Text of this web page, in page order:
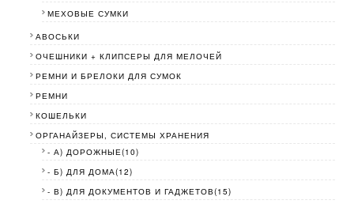
МЕХОВЫЕ СУМКИ
АВОСЬКИ
ОЧЕШНИКИ + КЛИПСЕРЫ ДЛЯ МЕЛОЧЕЙ
РЕМНИ И БРЕЛОКИ ДЛЯ СУМОК
РЕМНИ
КОШЕЛЬКИ
ОРГАНАЙЗЕРЫ, СИСТЕМЫ ХРАНЕНИЯ
- А) ДОРОЖНЫЕ(10)
- Б) ДЛЯ ДОМА(12)
- В) ДЛЯ ДОКУМЕНТОВ И ГАДЖЕТОВ(15)